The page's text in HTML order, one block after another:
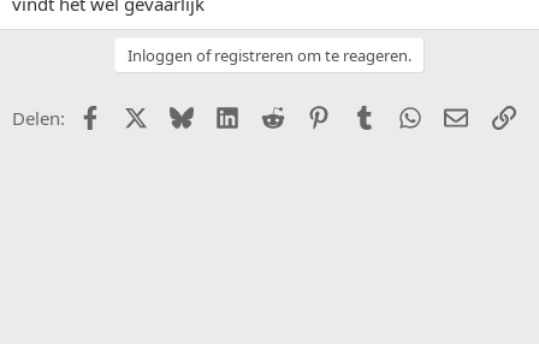
Inloggen of registreren om te reageren.
Delen: FacebookX (Twitter)
BlueskyLinkedIn
Reddit PinterestTumblr WhatsApp
E-mail